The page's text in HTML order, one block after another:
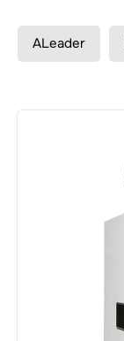
ALeader